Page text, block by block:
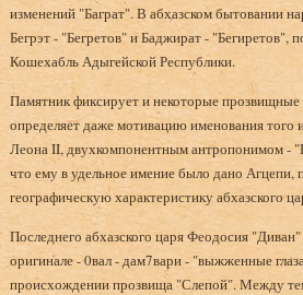
изменений "Баграт". В абхазском бытовании
Бегрэт - "Бегретов" и Баджират - "Бегиретов",
Кошехабль Адыгейской Республики.
Памятник фиксирует и некоторые
определяет даже мотивацию именования
Леона II, двухкомпонентным антропонимом -
что ему в удельное имение было дано
географическую характеристику абхазского
Последнего абхазского царя Феодосия
оригинале - 0вал - дам7вари - "выжженные
происхождении прозвища "Слепой". Между